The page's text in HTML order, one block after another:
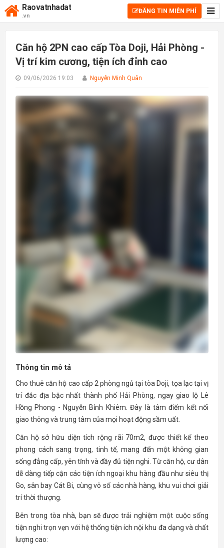
Raovatnhadat
.vn
ĐĂNG TIN MIỄN PHÍ
Căn hộ 2PN cao cấp Tòa Doji, Hải Phòng -
Vị trí kim cương, tiện ích đỉnh cao
09/06/2026 19:03 Nguyễn Minh Quân
Thông tin mô tả
Cho thuê căn hộ cao cấp 2 phòng ngủ tại tòa Doji, tọa lạc tại vị
trí đắc địa bậc nhất thành phố Hải Phòng, ngay giao lộ Lê
Hồng Phong - Nguyễn Bỉnh Khiêm. Đây là tâm điểm kết nối
giao thông và trung tâm của mọi hoạt động sầm uất.
Căn hộ sở hữu diện tích rộng rãi 70m2, được thiết kế theo
phong cách sang trọng, tinh tế, mang đến một không gian
sống đẳng cấp, yên tĩnh và đầy đủ tiện nghi. Từ căn hộ, cư dân
dễ dàng tiếp cận các tiện ích ngoại khu hàng đầu như siêu thị
Go, sân bay Cát Bi, cùng vô số các nhà hàng, khu vui chơi giải
trí thời thượng.
Bên trong tòa nhà, bạn sẽ được trải nghiệm một cuộc sống
tiện nghi trọn vẹn với hệ thống tiện ích nội khu đa dạng và chất
lượng cao: